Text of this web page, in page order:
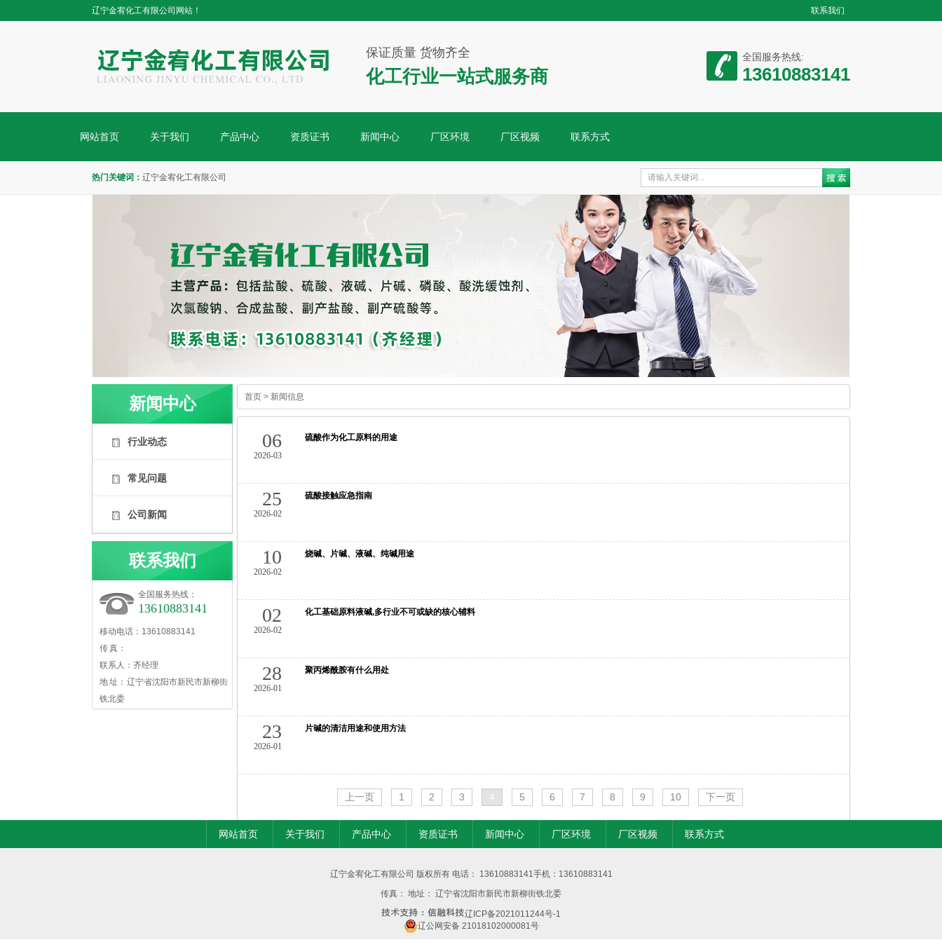
联系我们
辽宁金宥化工有限公司网站！
保证质量 货物齐全
化工行业一站式服务商
全国服务热线:
13610883141
网站首页 关于我们 产品中心 资质证书 新闻中心 厂区环境 厂区视频 联系方式
热门关键词： 辽宁金宥化工有限公司
首页 > 新闻信息
06
2026-03
硫酸作为化工原料的用途
25
2026-02
硫酸接触应急指南
10
2026-02
烧碱、片碱、液碱、纯碱用途
02
2026-02
化工基础原料液碱,多行业不可或缺的核心辅料
28
2026-01
聚丙烯酰胺有什么用处
23
2026-01
片碱的清洁用途和使用方法
上一页 1 2 3 4 5 6 7 8 9 10 下一页
新闻中心
行业动态
常见问题
公司新闻
联系我们
全国服务热线：
13610883141
移动电话：13610883141
传 真：
联系人：齐经理
地 址： 辽宁省沈阳市新民市新柳街
铁北委
网站首页 关于我们 产品中心 资质证书 新闻中心 厂区环境 厂区视频 联系方式
辽宁金宥化工有限公司 版权所有电话： 13610883141手机：13610883141
传真： 地址： 辽宁省沈阳市新民市新柳街铁北委
辽ICP备2021011244号-1
辽公网安备 21018102000081号